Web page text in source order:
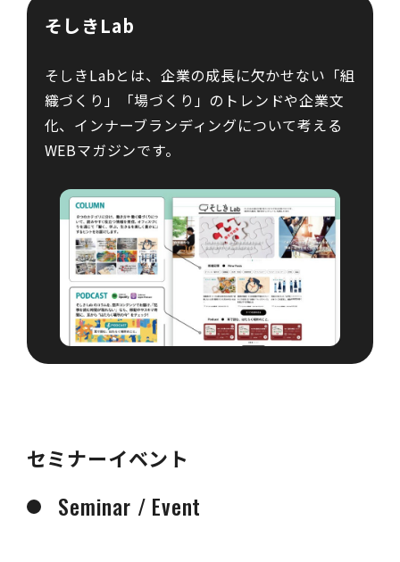
そしきLab
そしきLabとは、企業の成長に欠かせない「組
織づくり」「場づくり」のトレンドや企業文
化、インナーブランディングについて考える
WEBマガジンです。
セミナーイベント
Seminar / Event